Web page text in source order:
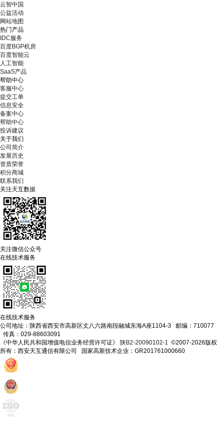
云智中国
公益活动
网站地图
热门产品
IDC服务
百度BGP机房
百度智能云
人工智能
SaaS产品
帮助中心
客服中心
提交工单
信息安全
备案中心
帮助中心
投诉建议
关于我们
公司简介
发展历史
资质荣誉
积分商城
联系我们
关注天互数据
关注微信公众号
在线技术服务
在线技术服务
公司地址：陕西省西安市高新区丈八六路南段融城东海A座1104-3 邮编：710077
传真：029-88603091
《中华人民共和国增值电信业务经营许可证》 陕B2-20090102-1 ©2007-2026版权
所有：西安天互通信有限公司 国家高新技术企业：GR201761000660